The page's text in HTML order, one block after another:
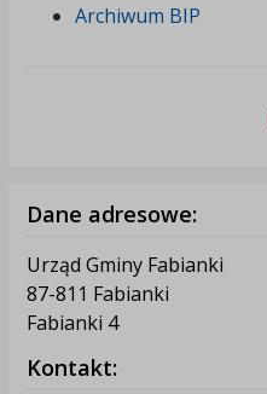
Archiwum BIP
Dane adresowe:
Urząd Gminy Fabianki
87-811 Fabianki
Fabianki 4
Kontakt: